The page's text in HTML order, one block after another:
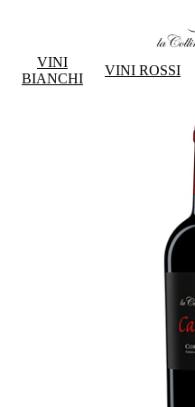
VINI
BIANCHI
VINI ROSSI